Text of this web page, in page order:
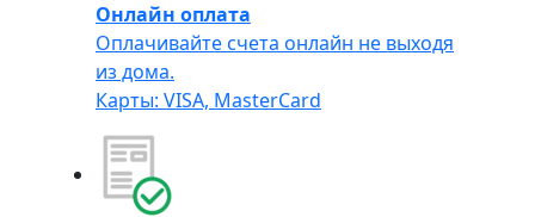
Онлайн оплата
Оплачивайте счета онлайн не выходя
из дома.
Карты: VISA, MasterCard